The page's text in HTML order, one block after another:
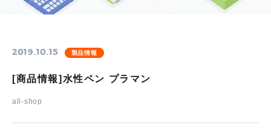
2019.10.15 製品情報
[商品情報]水性ペン プラマン
all-shop